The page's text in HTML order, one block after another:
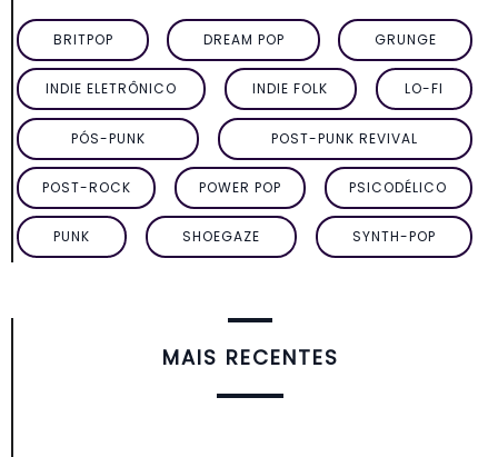
BRITPOP DREAM POP GRUNGE
INDIE ELETRÔNICO INDIE FOLK LO-FI
PÓS-PUNK POST-PUNK REVIVAL
POST-ROCK POWER POP PSICODÉLICO
PUNK SHOEGAZE SYNTH-POP
MAIS RECENTES